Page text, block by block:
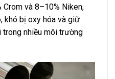
và 8–10% Niken,
khó bị oxy hóa và giữ
nhiều môi trường